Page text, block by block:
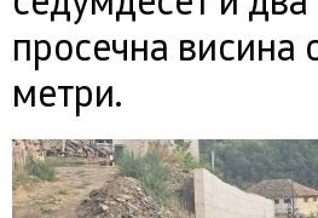
просечна висина
метри.